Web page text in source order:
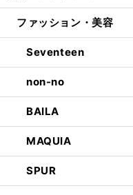
ファッション・美容
Seventeen
non-no
BAILA
MAQUIA
SPUR